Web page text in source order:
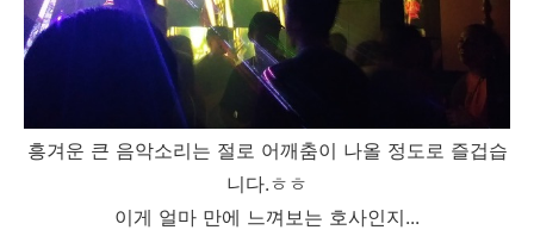
흥겨운 큰 음악소리는 절로 어깨춤이 나올 정도로 즐겁습
니다.ㅎㅎ
이게 얼마 만에 느껴보는 호사인지...